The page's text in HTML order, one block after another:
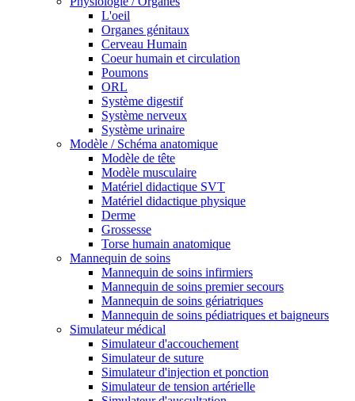
L'oeil
Organes génitaux
Cerveau Humain
Coeur humain et circulation
Poumons
ORL
Système digestif
Système nerveux
Système urinaire
Modèle / Schéma anatomique
Modèle de tête
Modèle musculaire
Matériel didactique SVT
Matériel didactique physique
Derme
Grossesse
Torse humain anatomique
Mannequin de soins
Mannequin de soins infirmiers
Mannequin de soins premier secours
Mannequin de soins gériatriques
Mannequin de soins pédiatriques et baigneurs
Simulateur médical
Simulateur d'accouchement
Simulateur de suture
Simulateur d'injection et ponction
Simulateur de tension artérielle